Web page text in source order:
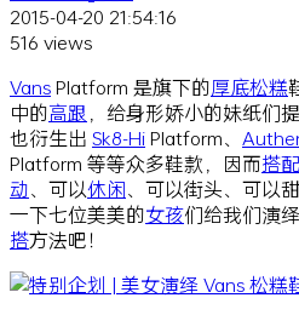
2015-04-20 21:54:16
516 views
VansPlatform 是旗下的厚底松糕
中的高跟 ，给身形娇小的妹纸们
也衍生出 Sk8-HiPlatform、
Platform 等等众多鞋款，因而搭配
动、可以休闲、可以街头、可以
一下七位美美的女孩们给我们演
搭方法吧！